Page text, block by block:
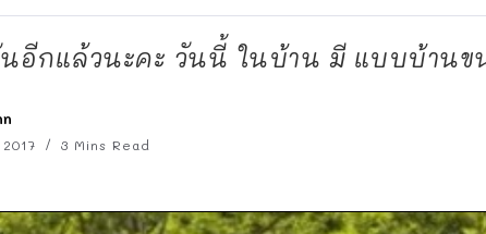
อีกแล้วนะคะ วันนี้ ในบ้าน มี แบบบ้านข
3 Mins Read